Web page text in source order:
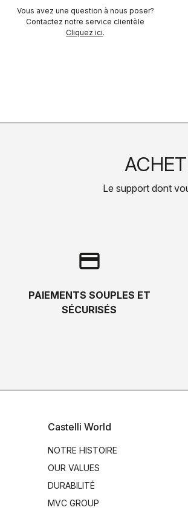
Vous avez une question à nous poser?
Contactez notre service clientèle
Cliquez ici.
Le support dont
credit_card
PAIEMENTS SOUPLES ET
SÉCURISÉS
Castelli World
NOTRE HISTOIRE
OUR VALUES
DURABILITÉ
MVC GROUP